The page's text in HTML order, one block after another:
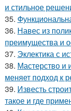
и стильное
35.
36. Навес из
преимущества и
37. Эклектика с
38. Мастерство и
меняет подход к
39. Известь
такое и где